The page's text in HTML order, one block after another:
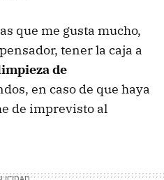
que me gusta mucho,
tener la caja a
de
en caso de que haya
de imprevisto al